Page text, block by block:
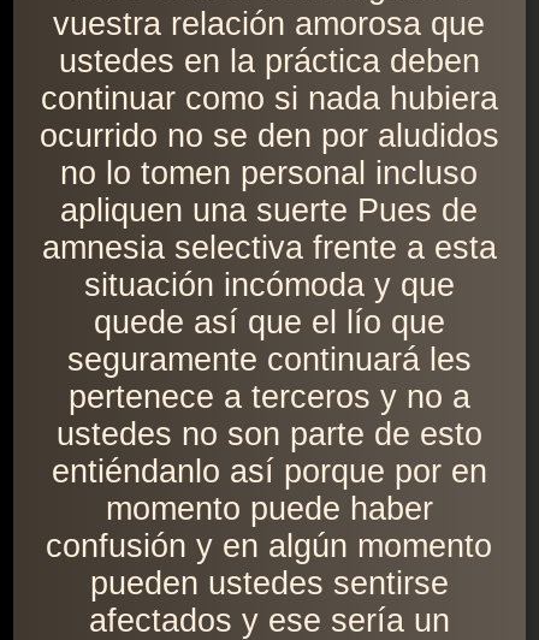
vuestra relación amorosa que
ustedes en la práctica deben
continuar como si nada hubiera
ocurrido no se den por aludidos
no lo tomen personal incluso
apliquen una suerte Pues de
amnesia selectiva frente a esta
situación incómoda y que
quede así que el lío que
seguramente continuará les
pertenece a terceros y no a
ustedes no son parte de esto
entiéndanlo así porque por en
momento puede haber
confusión y en algún momento
pueden ustedes sentirse
afectados y ese sería un